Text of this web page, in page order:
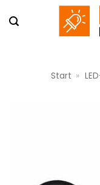
Inhalt
Start »